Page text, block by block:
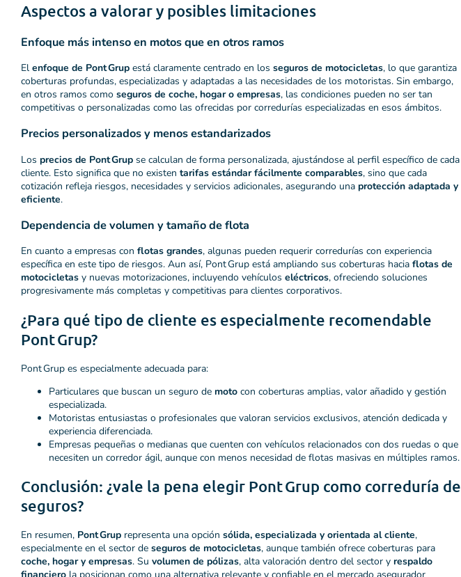
Aspectos a valorar y posibles limitaciones
Enfoque más intenso en motos que en otros ramos
El enfoque de Pont Grup está claramente centrado en los seguros de motocicletas, lo que garantiza
coberturas profundas, especializadas y adaptadas a las necesidades de los motoristas. Sin embargo,
en otros ramos como seguros de coche, hogar o empresas, las condiciones pueden no ser tan
competitivas o personalizadas como las ofrecidas por corredurías especializadas en esos ámbitos.
Precios personalizados y menos estandarizados
Los precios de Pont Grup se calculan de forma personalizada, ajustándose al perfil específico de cada
cliente. Esto significa que no existen tarifas estándar fácilmente comparables, sino que cada
cotización refleja riesgos, necesidades y servicios adicionales, asegurando una protección adaptada y
eficiente.
Dependencia de volumen y tamaño de flota
En cuanto a empresas con flotas grandes, algunas pueden requerir corredurías con experiencia
específica en este tipo de riesgos. Aun así, Pont Grup está ampliando sus coberturas hacia flotas de
motocicletas y nuevas motorizaciones, incluyendo vehículos eléctricos, ofreciendo soluciones
progresivamente más completas y competitivas para clientes corporativos.
¿Para qué tipo de cliente es especialmente recomendable
Pont Grup?
Pont Grup es especialmente adecuada para:
Particulares que buscan un seguro de moto con coberturas amplias, valor añadido y gestión
especializada.
Motoristas entusiastas o profesionales que valoran servicios exclusivos, atención dedicada y
experiencia diferenciada.
Empresas pequeñas o medianas que cuenten con vehículos relacionados con dos ruedas o que
necesiten un corredor ágil, aunque con menos necesidad de flotas masivas en múltiples ramos.
Conclusión: ¿vale la pena elegir Pont Grup como correduría de
seguros?
En resumen, Pont Grup representa una opción sólida, especializada y orientada al cliente,
especialmente en el sector de seguros de motocicletas, aunque también ofrece coberturas para
coche, hogar y empresas. Su volumen de pólizas, alta valoración dentro del sector y respaldo